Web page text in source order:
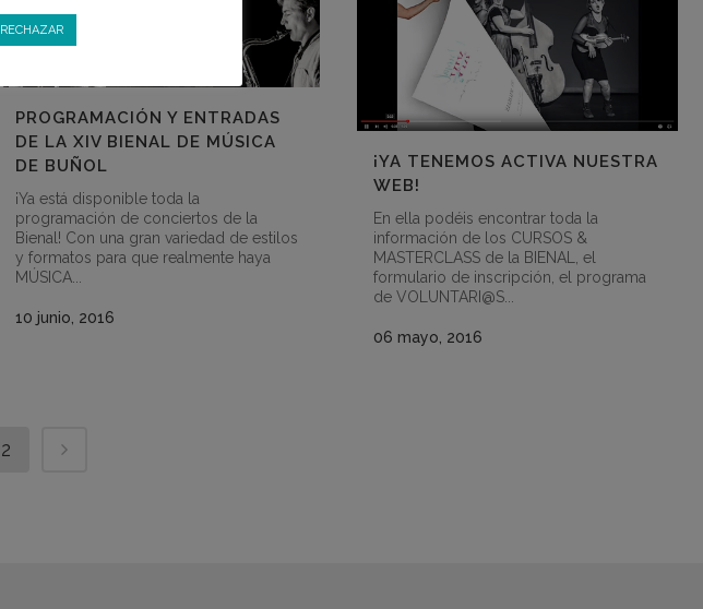
PROGRAMACIÓN Y ENTRADAS
DE LA XIV BIENAL DE MÚSICA
DE BUÑOL
¡Ya está disponible toda la
programación de conciertos de la
Bienal! Con una gran variedad de estilos
y formatos para que realmente haya
MÚSICA...
10 junio, 2016
¡YA TENEMOS ACTIVA NUESTRA
WEB!
En ella podéis encontrar toda la
información de los CURSOS &
MASTERCLASS de la BIENAL, el
formulario de inscripción, el programa
de VOLUNTARI@S...
06 mayo, 2016
2
RECHAZAR